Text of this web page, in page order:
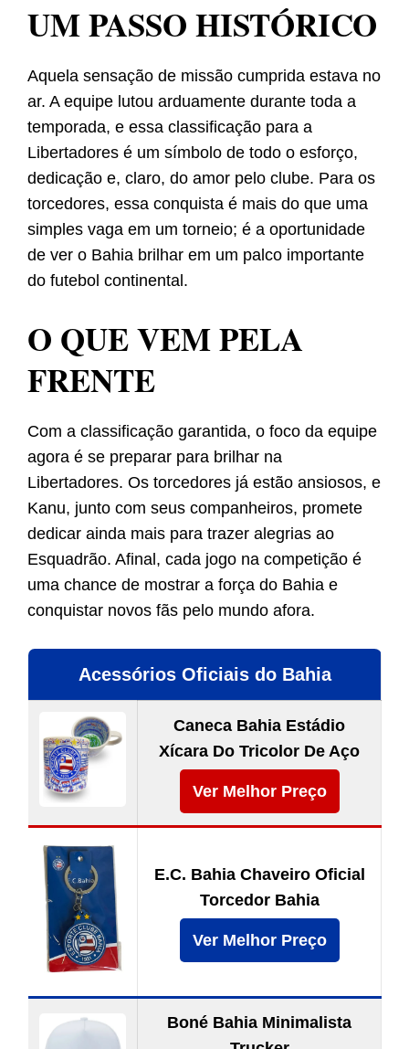
UM PASSO HISTÓRICO
Aquela sensação de missão cumprida estava no
ar. A equipe lutou arduamente durante toda a
temporada, e essa classificação para a
Libertadores é um símbolo de todo o esforço,
dedicação e, claro, do amor pelo clube. Para os
torcedores, essa conquista é mais do que uma
simples vaga em um torneio; é a oportunidade
de ver o Bahia brilhar em um palco importante
do futebol continental.
O QUE VEM PELA
FRENTE
Com a classificação garantida, o foco da equipe
agora é se preparar para brilhar na
Libertadores. Os torcedores já estão ansiosos, e
Kanu, junto com seus companheiros, promete
dedicar ainda mais para trazer alegrias ao
Esquadrão. Afinal, cada jogo na competição é
uma chance de mostrar a força do Bahia e
conquistar novos fãs pelo mundo afora.
Acessórios Oficiais do Bahia
Caneca Bahia Estádio
Xícara Do Tricolor De Aço
Ver Melhor Preço
E.C. Bahia Chaveiro Oficial
Torcedor Bahia
Ver Melhor Preço
Boné Bahia Minimalista